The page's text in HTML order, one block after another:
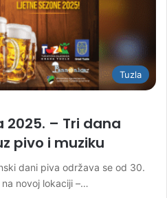
Tuzla
2025. – Tri dana
pivo i muziku
dani piva održava se od 30.
novoj lokaciji –…